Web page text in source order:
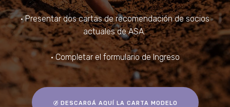
• Presentar dos cartas de recomendación de socios
actuales de ASA.
• Completar el formulario de Ingreso
DESCARGÁ AQUÍ LA CARTA MODELO